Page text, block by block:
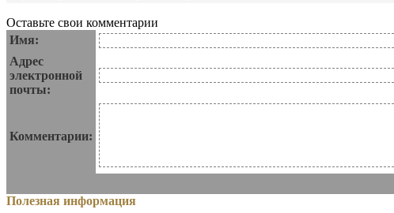
Оставьте свои комментарии
Имя:
Адрес
электронной
почты:
Комментарии:
Полезная информация